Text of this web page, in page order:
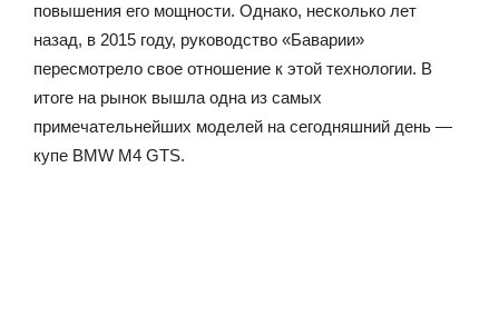
повышения его мощности. Однако, несколько лет
назад, в 2015 году, руководство «Баварии»
пересмотрело свое отношение к этой технологии. В
итоге на рынок вышла одна из самых
примечательнейших моделей на сегодняшний день —
купе BMW M4 GTS.